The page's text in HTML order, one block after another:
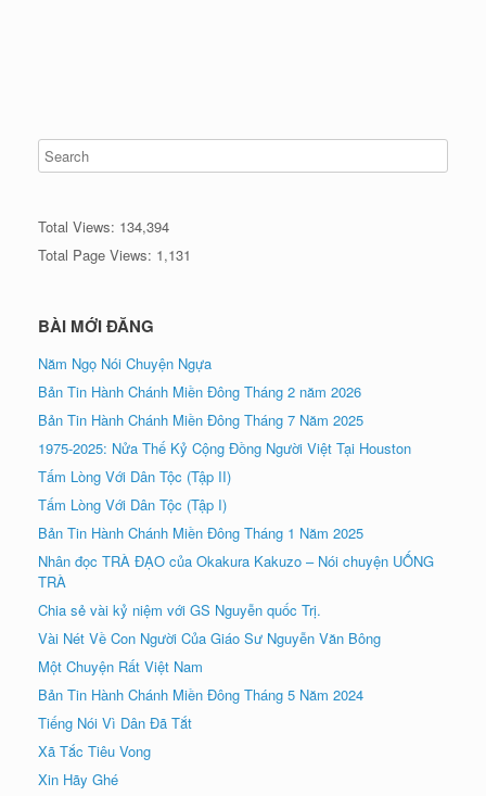
Total Views: 134,394
Total Page Views: 1,131
BÀI MỚI ĐĂNG
Năm Ngọ Nói Chuyện Ngựa
Bản Tin Hành Chánh Miền Đông Tháng 2 năm 2026
Bản Tin Hành Chánh Miền Đông Tháng 7 Năm 2025
1975-2025: Nửa Thế Kỷ Cộng Đồng Người Việt Tại Houston
Tấm Lòng Với Dân Tộc (Tập II)
Tấm Lòng Với Dân Tộc (Tập I)
Bản Tin Hành Chánh Miền Đông Tháng 1 Năm 2025
Nhân đọc TRÀ ÐẠO của Okakura Kakuzo – Nói chuyện UỐNG
TRÀ
Chia sẻ vài kỷ niệm với GS Nguyễn quốc Trị.
Vài Nét Về Con Người Của Giáo Sư Nguyễn Văn Bông
Một Chuyện Rất Việt Nam
Bản Tin Hành Chánh Miền Đông Tháng 5 Năm 2024
Tiếng Nói Vì Dân Đã Tắt
Xã Tắc Tiêu Vong
Xin Hãy Ghé